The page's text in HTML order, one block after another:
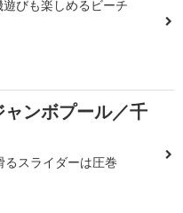
びも楽しめるビーチ
ンボプール／千
るスライダーは圧巻